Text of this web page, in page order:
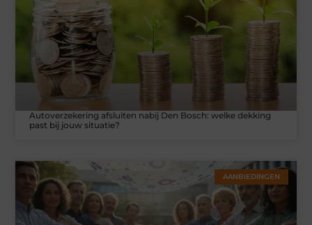
Autoverzekering afsluiten nabij Den Bosch: welke dekking
past bij jouw situatie?
AANBIEDINGEN